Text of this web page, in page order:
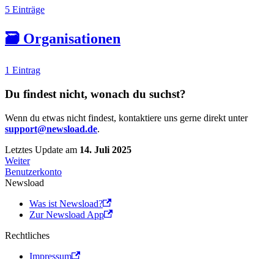
5 Einträge
🗃️ Organisationen
1 Eintrag
Du findest nicht, wonach du suchst?
Wenn du etwas nicht findest, kontaktiere uns gerne direkt unter
support@newsload.de.
Letztes Update am 14. Juli 2025
Weiter
Benutzerkonto
Newsload
Was ist Newsload?
Zur Newsload App
Rechtliches
Impressum